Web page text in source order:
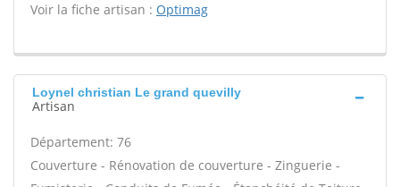
Voir la fiche artisan : Optimag
Loynel christian Le grand quevilly
Artisan
Département: 76
Couverture - Rénovation de couverture - Zinguerie -